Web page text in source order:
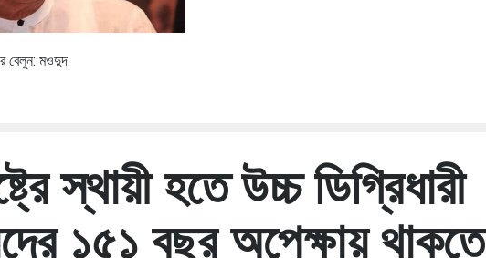
বেলুন: মওদুদ
স্থায়ী হতে উচ্চ ডিগ্রিধারী
১৫১ বছর অপেক্ষায় থাকতে